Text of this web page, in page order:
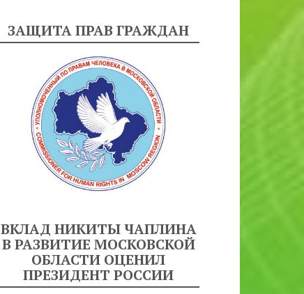
ЗАЩИТА ПРАВ ГРАЖДАН
ВКЛАД НИКИТЫ ЧАПЛИНА
В РАЗВИТИЕ МОСКОВСКОЙ
ОБЛАСТИ ОЦЕНИЛ
ПРЕЗИДЕНТ РОССИИ